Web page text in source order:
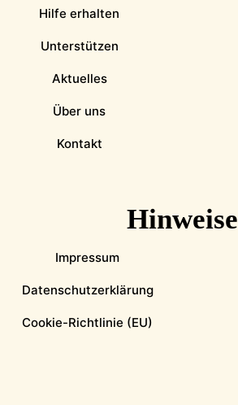
Hilfe erhalten
Unterstützen
Aktuelles
Über uns
Kontakt
Hinweise
Impressum
Datenschutzerklärung
Cookie-Richtlinie (EU)